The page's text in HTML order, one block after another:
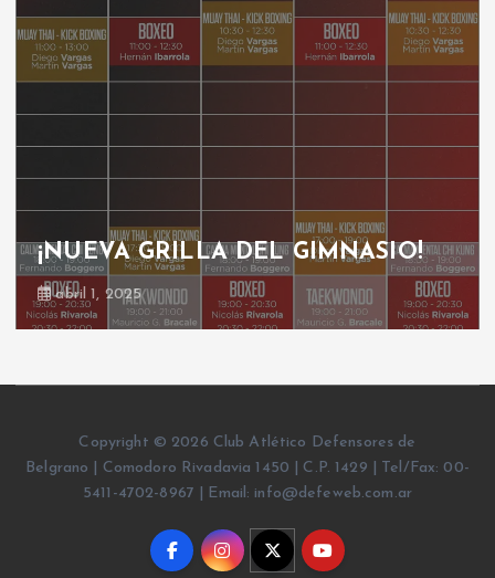
¡NUEVA GRILLA DEL GIMNASIO!
abril 1, 2025
Copyright © 2026 Club Atlético Defensores de
Belgrano | Comodoro Rivadavia 1450 | C.P. 1429 | Tel/Fax: 00-
5411-4702-8967 | Email: info@defeweb.com.ar